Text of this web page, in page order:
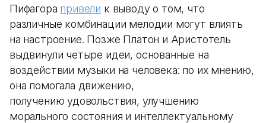
Пифагора привели к выводу о том, что
различные комбинации мелодии могут влиять
на настроение. Позже Платон и Аристотель
выдвинули четыре идеи, основанные на
воздействии музыки на человека: по их мнению,
она помогала движению,
получению удовольствия, улучшению
морального состояния и интеллектуальному